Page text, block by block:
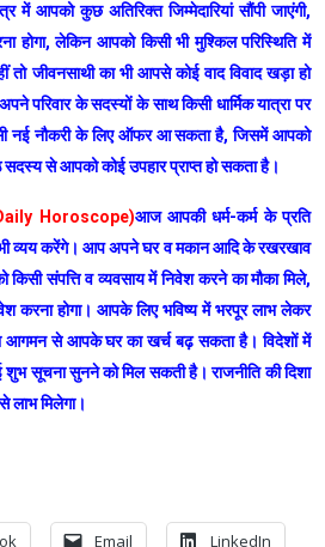
में आपको कुछ अतिरिक्त जिम्मेदारियां सौंपी जाएंगी,
होगा, लेकिन आपको किसी भी मुश्किल परिस्थिति में
तो जीवनसाथी का भी आपसे कोई वाद विवाद खड़ा हो
के सदस्यों के साथ किसी धार्मिक यात्रा पर
नई नौकरी के लिए ऑफर आ सकता है, जिसमें आपको
सदस्य से आपको कोई उपहार प्राप्त हो सकता है।
Horoscope)आज आपकी धर्म-कर्म के प्रति
व्यय करेंगे। आप अपने घर व मकान आदि के रखरखाव
संपत्ति व व्यवसाय में निवेश करने का मौका मिले,
करना होगा। आपके लिए भविष्य में भरपूर लाभ लेकर
आगमन से आपके घर का खर्च बढ़ सकता है। विदेशों में
सूचना सुनने को मिल सकती है। राजनीति की दिशा
लाभ मिलेगा।
Email LinkedIn